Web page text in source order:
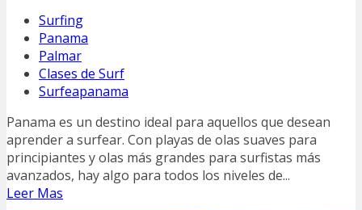
Surfing
Panama
Palmar
Clases de Surf
Surfeapanama
Panama es un destino ideal para aquellos que desean
aprender a surfear. Con playas de olas suaves para
principiantes y olas más grandes para surfistas más
avanzados, hay algo para todos los niveles de...
Leer Mas